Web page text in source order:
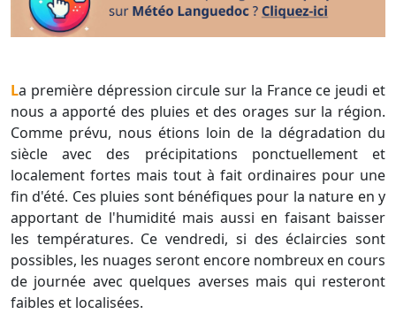
La première dépression circule sur la France ce jeudi et
nous a apporté des pluies et des orages sur la région.
Comme prévu, nous étions loin de la dégradation du
siècle avec des précipitations ponctuellement et
localement fortes mais tout à fait ordinaires pour une
fin d'été. Ces pluies sont bénéfiques pour la nature en y
apportant de l'humidité mais aussi en faisant baisser
les températures. Ce vendredi, si des éclaircies sont
possibles, les nuages seront encore nombreux en cours
de journée avec quelques averses mais qui resteront
faibles et localisées.